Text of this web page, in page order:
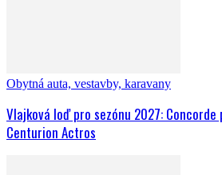
Obytná auta, vestavby, karavany
Vlajková loď pro sezónu 2027:
Centurion Actros